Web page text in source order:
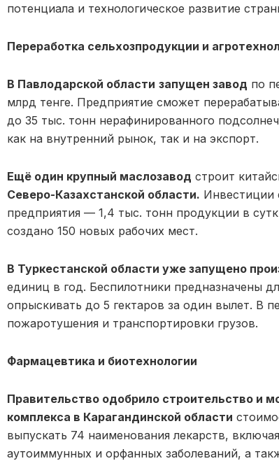
потенциала и технологическое развитие
Переработка сельхозпродукции и
В Павлодарской области запущен завод по
млрд тенге. Предприятие сможет
до 35 тыс. тонн нерафинированного
как на внутренний рынок, так и на экспорт.
Ещё один крупный маслозавод строит
Северо-Казахстанской области. Инвестиции
предприятия — 1,4 тыс. тонн продукции в
создано 150 новых рабочих мест.
В Туркестанской области уже запущено
единиц в год. Беспилотники предназначены
опрыскивать до 5 гектаров за один вылет. В
пожаротушения и транспортировки грузов.
Фармацевтика и биотехнологии
Правительство одобрило строительство и
комплекса в Карагандинской области
выпускать 74 наименования лекарств,
аутоиммунных и орфанных заболеваний, а